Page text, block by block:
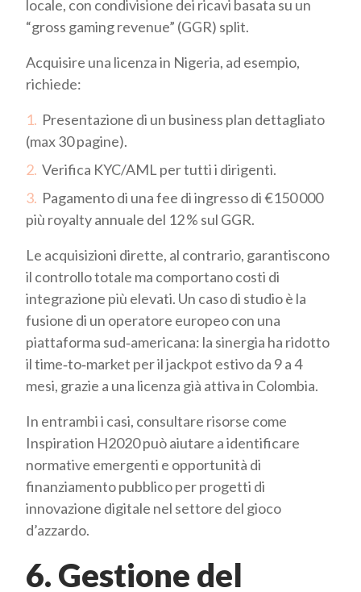
locale, con condivisione dei ricavi basata su un
“gross gaming revenue” (GGR) split.
Acquisire una licenza in Nigeria, ad esempio,
richiede:
Presentazione di un business plan dettagliato
(max 30 pagine).
Verifica KYC/AML per tutti i dirigenti.
Pagamento di una fee di ingresso di €150 000
più royalty annuale del 12 % sul GGR.
Le acquisizioni dirette, al contrario, garantiscono
il controllo totale ma comportano costi di
integrazione più elevati. Un caso di studio è la
fusione di un operatore europeo con una
piattaforma sud‑americana: la sinergia ha ridotto
il time‑to‑market per il jackpot estivo da 9 a 4
mesi, grazie a una licenza già attiva in Colombia.
In entrambi i casi, consultare risorse come
Inspiration H2020 può aiutare a identificare
normative emergenti e opportunità di
finanziamento pubblico per progetti di
innovazione digitale nel settore del gioco
d’azzardo.
6. Gestione del